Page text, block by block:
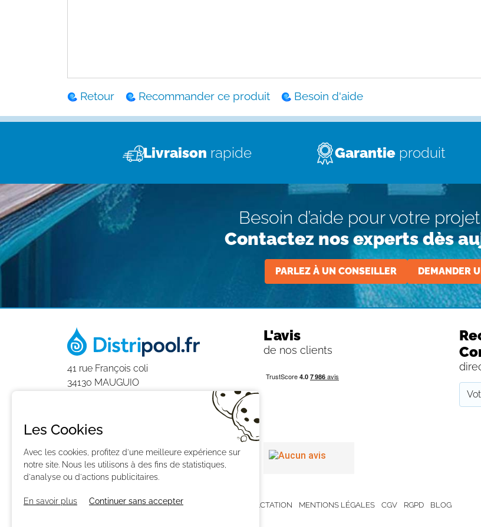
Retour Recommander ce produit Besoin d'aide
Livraison rapide Garantieproduit
Besoin d’aide pour votre
Contactez nos experts dès
PARLEZ À UN CONSEILLER DEMANDER
41 rue François coli
34130 MAUGUIO
9h-12h et 14h-18h
L'avis
de nos clients
CONTACTEZ-NOUS PAIEMENT RÉTRACTATION MENTIONS LÉGALES CGV RGPD
BLOG
Les Cookies
Avec les cookies, profitez d'une meilleure expérience sur
notre site. Nous les utilisons à des fins de statistiques,
d'analyse ou d'actions publicitaires.
En savoir plus Continuer sans accepter